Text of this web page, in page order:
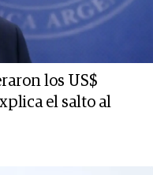
los US$
el salto al